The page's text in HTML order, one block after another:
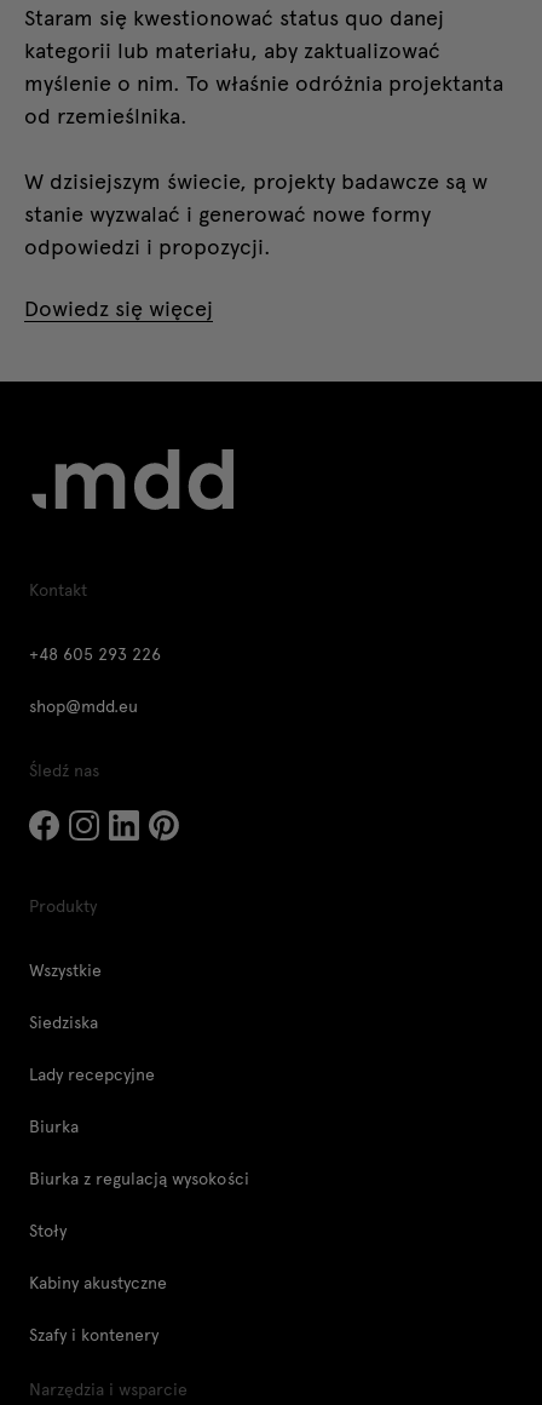
Staram się kwestionować status quo danej
kategorii lub materiału, aby zaktualizować
myślenie o nim. To właśnie odróżnia projektanta
od rzemieślnika.
W dzisiejszym świecie, projekty badawcze są w
stanie wyzwalać i generować nowe formy
odpowiedzi i propozycji.
Dowiedz się więcej
Kontakt
+48 605 293 226
shop@mdd.eu
Śledź nas
Produkty
Wszystkie
Siedziska
Lady recepcyjne
Biurka
Biurka z regulacją wysokości
Stoły
Kabiny akustyczne
Szafy i kontenery
Narzędzia i wsparcie